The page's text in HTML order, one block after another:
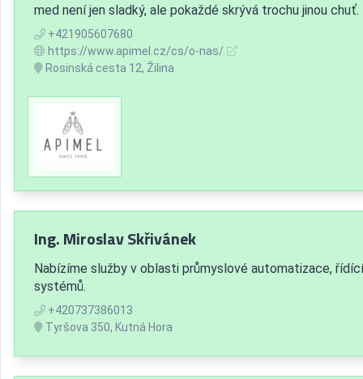
med není jen sladký, ale pokaždé skrývá trochu jinou chuť.
+421905607680
https://www.apimel.cz/cs/o-nas/
Rosinská cesta 12, Žilina
Ing. Miroslav Skřivánek
Nabízíme služby v oblasti průmyslové automatizace,
systémů.
+420737386013
Tyršova 350, Kutná Hora